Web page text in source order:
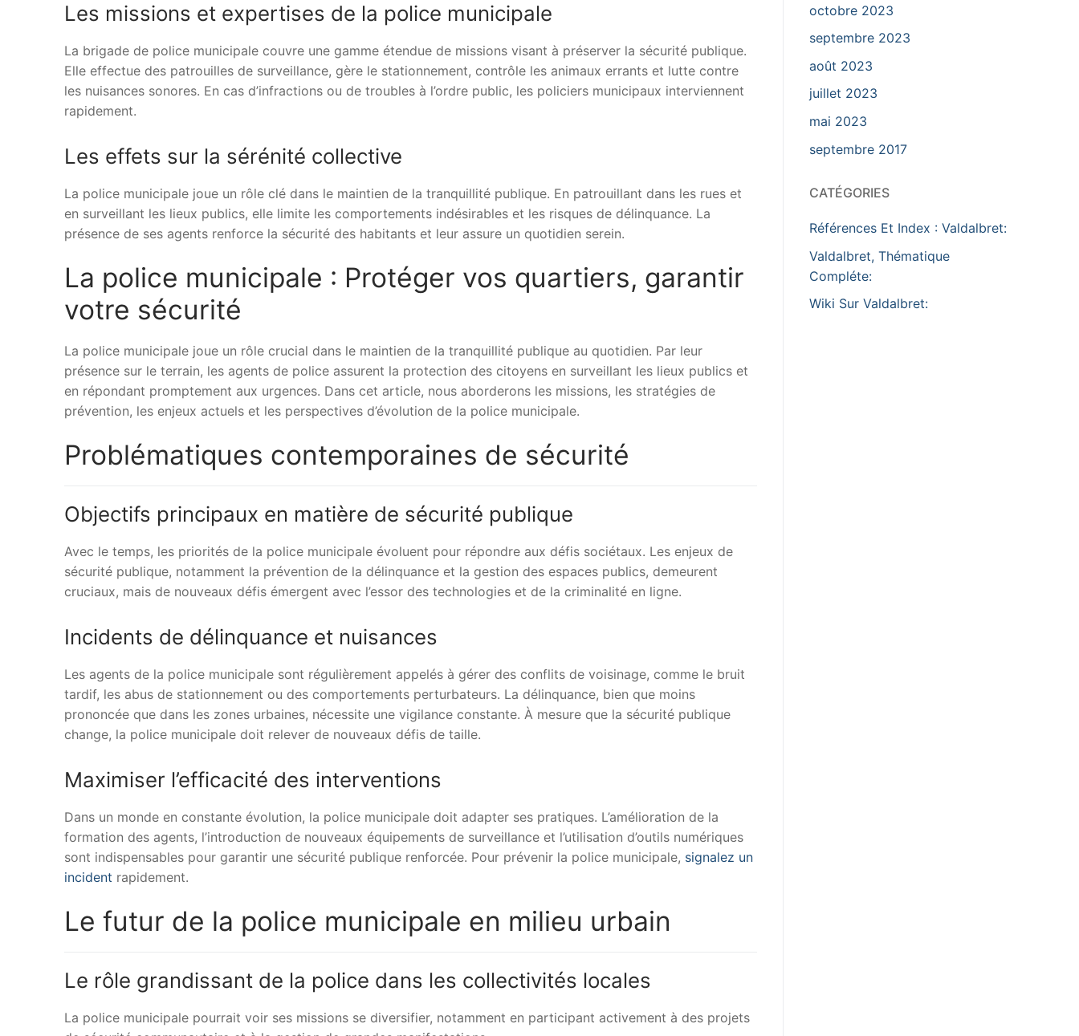
Les missions et expertises de la police municipale
La brigade de police municipale couvre une gamme étendue de missions visant à préserver la sécurité publique.
Elle effectue des patrouilles de surveillance, gère le stationnement, contrôle les animaux errants et lutte contre
les nuisances sonores. En cas d’infractions ou de troubles à l’ordre public, les policiers municipaux interviennent
rapidement.
Les effets sur la sérénité collective
La police municipale joue un rôle clé dans le maintien de la tranquillité publique. En patrouillant dans les rues et
en surveillant les lieux publics, elle limite les comportements indésirables et les risques de délinquance. La
présence de ses agents renforce la sécurité des habitants et leur assure un quotidien serein.
La police municipale : Protéger vos quartiers, garantir
votre sécurité
La police municipale joue un rôle crucial dans le maintien de la tranquillité publique au quotidien. Par leur
présence sur le terrain, les agents de police assurent la protection des citoyens en surveillant les lieux publics et
en répondant promptement aux urgences. Dans cet article, nous aborderons les missions, les stratégies de
prévention, les enjeux actuels et les perspectives d’évolution de la police municipale.
Problématiques contemporaines de sécurité
Objectifs principaux en matière de sécurité publique
Avec le temps, les priorités de la police municipale évoluent pour répondre aux défis sociétaux. Les enjeux de
sécurité publique, notamment la prévention de la délinquance et la gestion des espaces publics, demeurent
cruciaux, mais de nouveaux défis émergent avec l’essor des technologies et de la criminalité en ligne.
Incidents de délinquance et nuisances
Les agents de la police municipale sont régulièrement appelés à gérer des conflits de voisinage, comme le bruit
tardif, les abus de stationnement ou des comportements perturbateurs. La délinquance, bien que moins
prononcée que dans les zones urbaines, nécessite une vigilance constante. À mesure que la sécurité publique
change, la police municipale doit relever de nouveaux défis de taille.
Maximiser l’efficacité des interventions
Dans un monde en constante évolution, la police municipale doit adapter ses pratiques. L’amélioration de la
formation des agents, l’introduction de nouveaux équipements de surveillance et l’utilisation d’outils numériques
sont indispensables pour garantir une sécurité publique renforcée. Pour prévenir la police municipale, signalez un
incident rapidement.
Le futur de la police municipale en milieu urbain
Le rôle grandissant de la police dans les collectivités locales
La police municipale pourrait voir ses missions se diversifier, notamment en participant activement à des projets
octobre 2023
septembre 2023
août 2023
juillet 2023
mai 2023
septembre 2017
CATÉGORIES
Références Et Index : Valdalbret:
Valdalbret, Thématique
Compléte:
Wiki Sur Valdalbret: